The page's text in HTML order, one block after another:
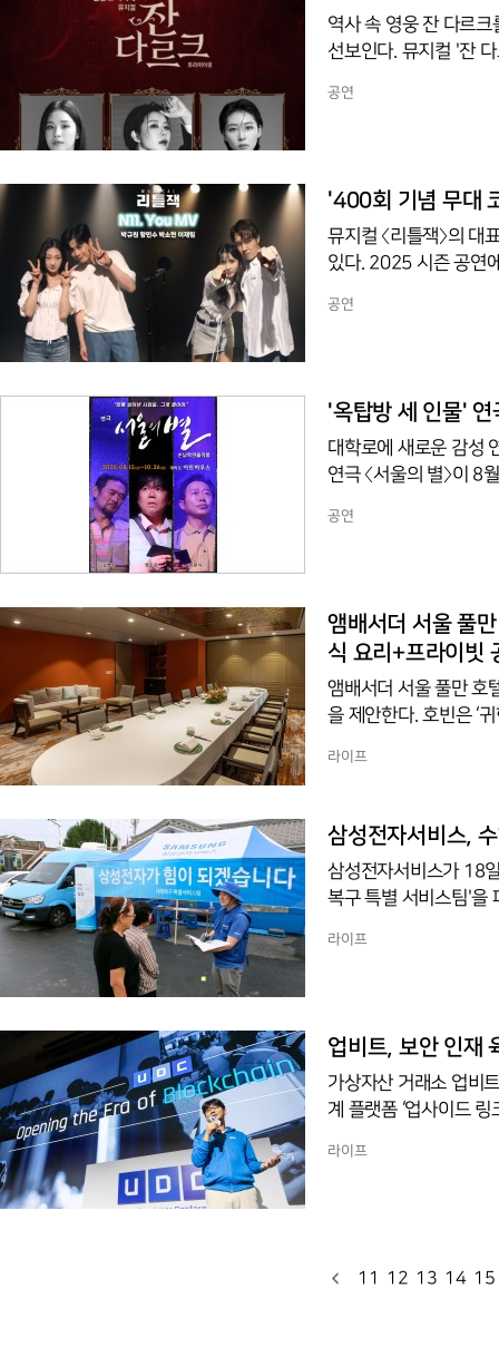
역사 속 영웅 잔 다르
선보인다. 뮤지컬 '잔
정되며 작품성과 실험
캬바레 무대에서 한 '
공연
'400회 기념 무대
뮤지컬 〈리틀잭〉의
있다. 2025 시즌 공연
듀엣 무대가 수록되었
랜 기간 많은 관객들
공연
'옥탑방 세 인물' 연
대학로에 새로운 감성
연극 〈서울의 별〉이
만수, 일확천금을 꿈꾸
을 되찾아가는 여정을
공연
앰배서더 서울 풀
식 요리+프라이빗
앰배서더 서울 풀만 호
을 제안한다. 호빈은 ‘귀한 손님’이라는 뜻으로, 정통 중식의 대가 후덕죽 마스터 셰프의 오랜
다'는 철학을 바탕으로 건강
석, 오팔(Opal)은 6석
해 최대 32석까지 이
라이프
삼성전자서비스,
삼성전자서비스가 18
복구 특별 서비스팀'을 파견하며 지원
고 침수된 가전제품 세척 및 무
이 피해 가구를 직접
라이프
업비트, 보안 인재
가상자산 거래소 업비
계 플랫폼 ‘업사이드
다.‘업사이드 링크’의
라이프
11 12 13 14 15